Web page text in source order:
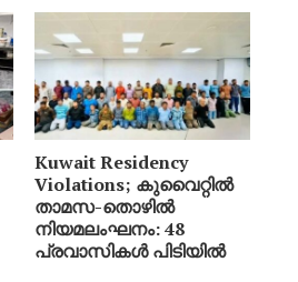
Kuwait Residency
Violations; കുവൈറ്റിൽ
താമസ-തൊഴിൽ
നിയമലംഘനം: 48
പ്രവാസികൾ പിടിയിൽ